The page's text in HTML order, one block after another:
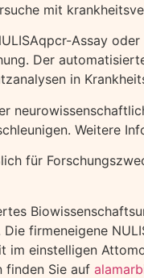
mit
Assay
Der
in
Weitere
für
firmeneigene
im einstelligen
finden Sie auf